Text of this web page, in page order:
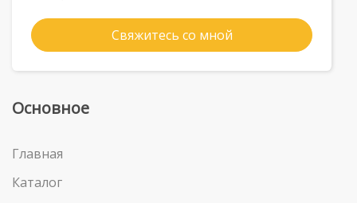
Свяжитесь со мной
Основное
Главная
Каталог